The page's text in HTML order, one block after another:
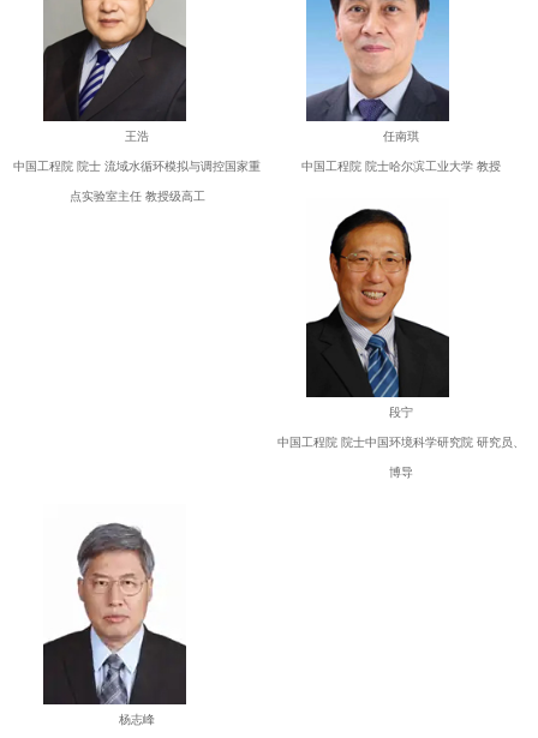
王浩
中国工程院 院士 流域水循环模拟与调控国家重
点实验室主任 教授级高工
任南琪
中国工程院 院士哈尔滨工业大学 教授
段宁
中国工程院 院士中国环境科学研究院 研究员、
博导
杨志峰